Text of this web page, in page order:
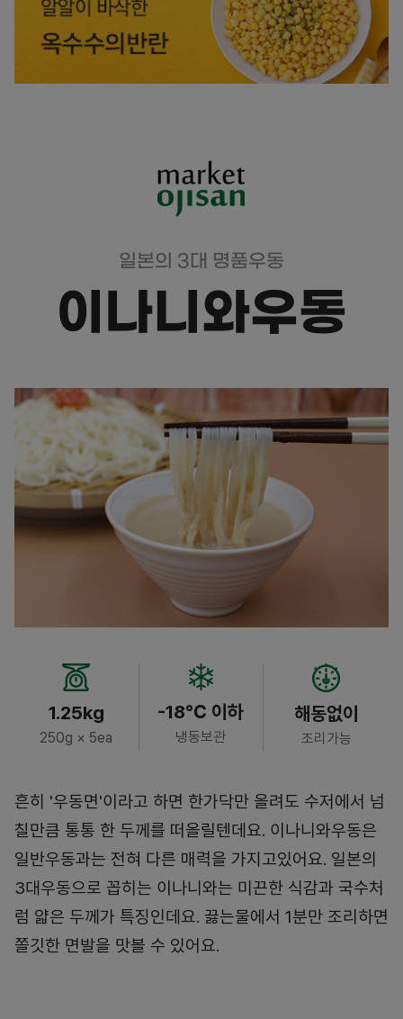
일본의 3대 명품우동
이나니와우동
1.25kg
250g × 5ea
-18℃ 이하
냉동보관
해동없이
조리가능
흔히 '우동면'이라고 하면 한가닥만 올려도 수저에서 넘
칠만큼 통통 한 두께를 떠올릴텐데요. 이나니와우동은
일반우동과는 전혀 다른 매력을 가지고있어요. 일본의
3대우동으로 꼽히는 이나니와는 미끈한 식감과 국수처
럼 얇은 두께가 특징인데요. 끓는물에서 1분만 조리하면
쫄깃한 면발을 맛볼 수 있어요.